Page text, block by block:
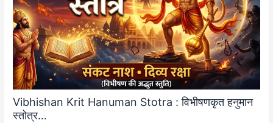
Vibhishan Krit Hanuman Stotra : विभीषणकृत हनुमान
स्तोत्र…